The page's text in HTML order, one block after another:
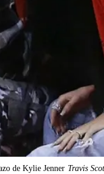
de Kylie Jenner Travis